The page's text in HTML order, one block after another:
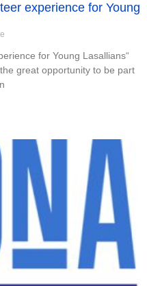
experience for Young
for Young Lasallians“
great opportunity to be part